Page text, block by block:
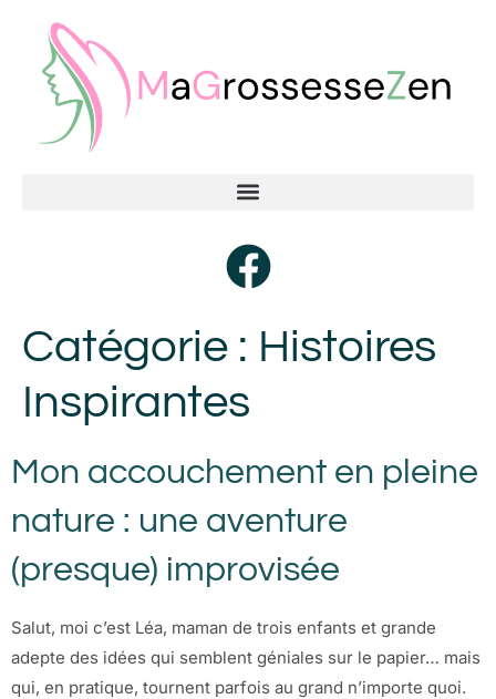
Catégorie : Histoires
Inspirantes
Mon accouchement en pleine
nature : une aventure
(presque) improvisée
Salut, moi c’est Léa, maman de trois enfants et grande
adepte des idées qui semblent géniales sur le papier… mais
qui, en pratique, tournent parfois au grand n’importe quoi.